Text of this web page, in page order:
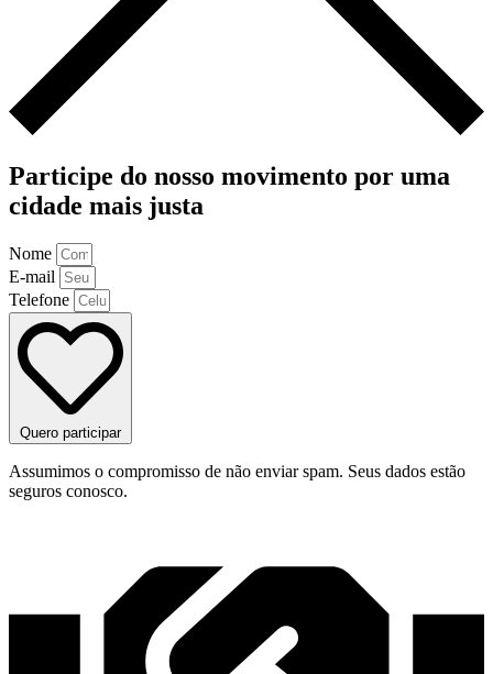
Participe do nosso movimento por uma
cidade mais justa
Nome
E-mail
Telefone
Quero participar
Assumimos o compromisso de não enviar spam. Seus dados estão
seguros conosco.